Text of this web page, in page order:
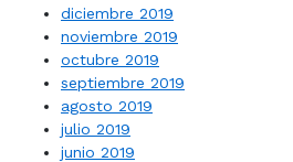
diciembre 2019
noviembre 2019
octubre 2019
septiembre 2019
agosto 2019
julio 2019
junio 2019